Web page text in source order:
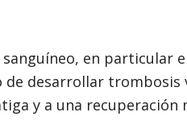
en particular
desarrollar trombosis
y a una recuperación